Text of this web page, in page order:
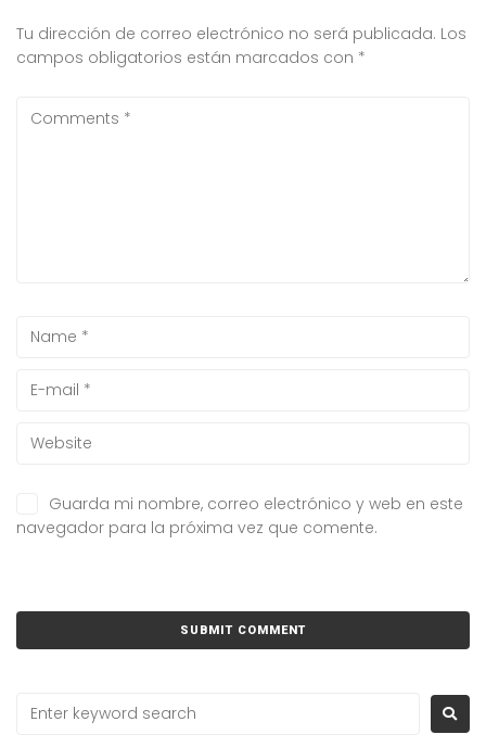
Tu dirección de correo electrónico no será publicada. Los
campos obligatorios están marcados con *
Guarda mi nombre, correo electrónico y web en este
navegador para la próxima vez que comente.